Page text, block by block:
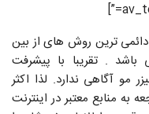
ترین روش های از بین
. تقریبا با پیشرفت
مو آگاهی ندارد. لذا اکثر
به منابع معتبر در اینترنت